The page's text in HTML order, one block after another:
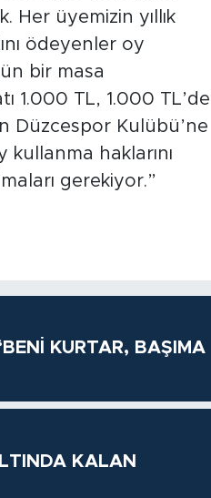
Her üyemizin yıllık
ödeyenler oy
bir masa
1.000 TL, 1.000 TL’de
Düzcespor Kulübü’ne
kullanma haklarını
gerekiyor.”
KURTAR, BAŞIMA
KALAN